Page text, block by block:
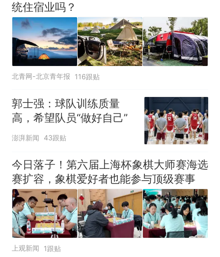
统住宿业吗？
北青网-北京青年报 116跟贴
郭士强：球队训练质量
高，希望队员“做好自己”
澎湃新闻 43跟贴
今日落子！第六届上海杯象棋大师赛海选
赛扩容，象棋爱好者也能参与顶级赛事
上观新闻 1跟贴